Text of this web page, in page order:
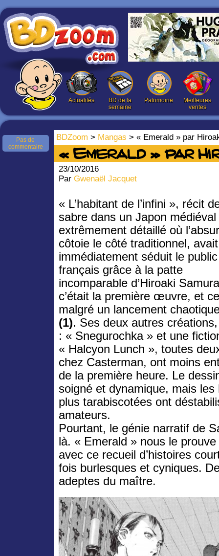
Actualités
BD de la
semaine
Patrimoine
Meilleures
ventes
BDZoom > Mangas > « Emerald » par
Pas de
commentaire
« Emerald » par
23/10/2016
Par Gwenaël Jacquet
« L’habitant de l’infini », récit
sabre dans un Japon médiéval
extrêmement détaillé où
côtoie le côté traditionnel, avait
immédiatement séduit le public
français grâce à la patte
incomparable d’Hiroaki
c’était la première œuvre, et
malgré un lancement
(1). Ses deux autres
: « Snegurochka » et une
« Halcyon Lunch », toutes
chez Casterman, ont moins
de la première heure. Le
soigné et dynamique, mais
plus tarabiscotées ont
amateurs.
Pourtant, le génie narratif de
là. « Emerald » nous le
avec ce recueil d’histoires
fois burlesques et cyniques.
adeptes du maître.